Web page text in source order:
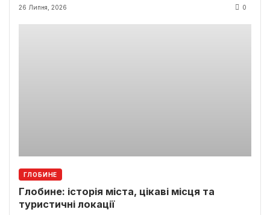
26 Липня, 2026 0
ГЛОБИНЕ
Глобине: історія міста, цікаві місця та
туристичні локації